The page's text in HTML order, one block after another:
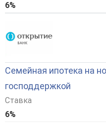
6%
Семейная ипотека на
господдержкой
Ставка
6%